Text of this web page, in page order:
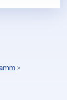
>